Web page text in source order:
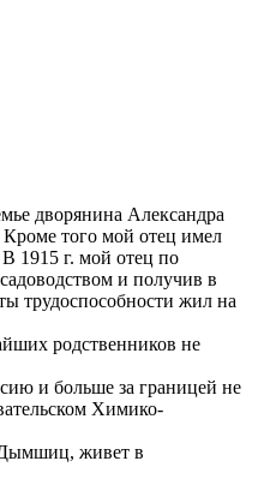
дворянина Александра
того мой отец имел
1915 г. мой отец по
и получив в
трудоспособности жил на
родственников не
и больше за границей не
Химико-
Дымшиц, живет в